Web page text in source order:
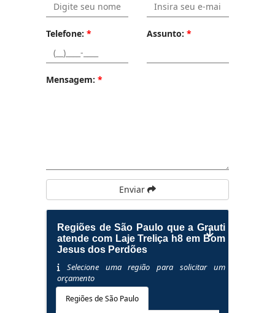
Telefone: * Assunto: *
Mensagem: *
Enviar
Regiões de São Paulo que a Grauti
atende com Laje Treliça h8 em Bom
Jesus dos Perdões
Selecione uma região para solicitar um
orçamento
Regiões de São Paulo